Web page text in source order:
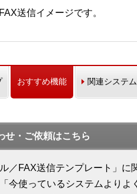
送信イメージです。
おすすめ機能 関連システム
せ・ご依頼はこちら
ル／FAX送信テンプレート」
今使っているシステムより